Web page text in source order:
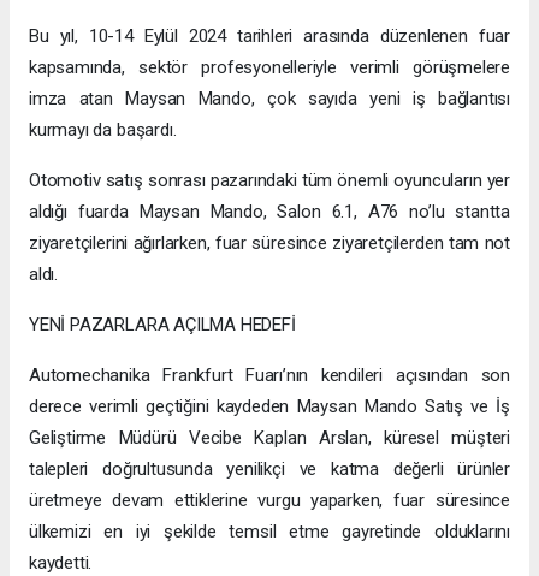
Bu yıl, 10-14 Eylül 2024 tarihleri arasında düzenlenen fuar
kapsamında, sektör profesyonelleriyle verimli görüşmelere
imza atan Maysan Mando, çok sayıda yeni iş bağlantısı
kurmayı da başardı.
Otomotiv satış sonrası pazarındaki tüm önemli oyuncuların yer
aldığı fuarda Maysan Mando, Salon 6.1, A76 no’lu stantta
ziyaretçilerini ağırlarken, fuar süresince ziyaretçilerden tam not
aldı.
YENİ PAZARLARA AÇILMA HEDEFİ
Automechanika Frankfurt Fuarı’nın kendileri açısından son
derece verimli geçtiğini kaydeden Maysan Mando Satış ve İş
Geliştirme Müdürü Vecibe Kaplan Arslan, küresel müşteri
talepleri doğrultusunda yenilikçi ve katma değerli ürünler
üretmeye devam ettiklerine vurgu yaparken, fuar süresince
ülkemizi en iyi şekilde temsil etme gayretinde olduklarını
kaydetti.